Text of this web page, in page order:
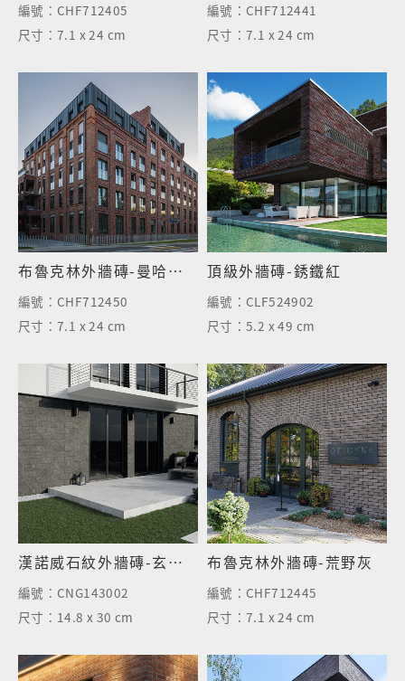
編號： CHF712405
尺寸：7.1 x 24 cm
編號： CHF712441
尺寸：7.1 x 24 cm
布魯克林外牆磚-曼哈頓紅
編號： CHF712450
尺寸：7.1 x 24 cm
頂級外牆磚-銹鐵紅
編號： CLF524902
尺寸：5.2 x 49 cm
漢諾威石紋外牆磚-玄武黑
編號： CNG143002
尺寸： 14.8 x 30 cm
布魯克林外牆磚-荒野灰
編號： CHF712445
尺寸：7.1 x 24 cm